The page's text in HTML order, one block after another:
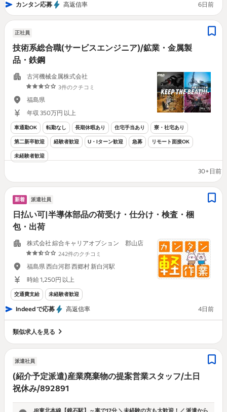
カンタン応募 高返信率 6日前
正社員
技術系総合職(サービスエンジニア)/鉱業・金属製
品・鉄鋼
古河機械金属株式会社
3件のクチコミ
福島県
年収 350万円 以上
車通勤OK 転勤なし 長期休暇あり 住宅手当あり 寮・社宅あり
第二新卒歓迎 経験者歓迎 U・Iターン歓迎 急募 リモート面接OK
未経験者歓迎
30+日前
新着 派遣社員
日払い可|半導体部品の荷受け・仕分け・検査・梱
包・出荷
株式会社 綜合キャリアオプション 郡山店
242件のクチコミ
福島県 西白河郡 西郷村 新白河駅
時給 1,250円 以上
交通費支給 未経験者歓迎
Indeed で応募 高返信率 4日前
類似求人を見る
派遣社員
(紹介予定派遣)産業廃棄物の提案営業スタッフ/土日
祝休み/892891
JR東北本線【鏡石駅】～車で17分 ＼未経験の方も大歓迎！／ 派遣から